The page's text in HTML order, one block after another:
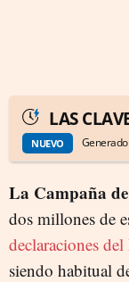
LAS
NUEVO
La Campaña
dos millones de
declaraciones
siendo habitual